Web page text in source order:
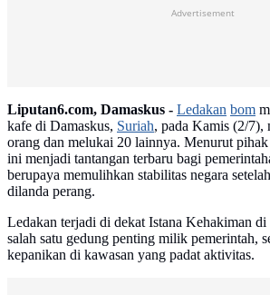
Advertisement
Liputan6.com, Damaskus - Ledakan bom
kafe di Damaskus, Suriah, pada Kamis (2/7),
orang dan melukai 20 lainnya. Menurut
ini menjadi tantangan terbaru bagi
berupaya memulihkan stabilitas negara
dilanda perang.
Ledakan terjadi di dekat Istana Kehakiman
salah satu gedung penting milik pemerintah,
kepanikan di kawasan yang padat aktivitas.